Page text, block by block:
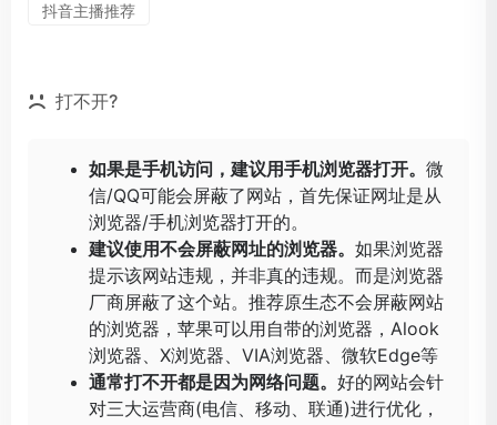
抖音主播推荐
打不开?
如果是手机访问，建议用手机浏览器打开。 微
信/QQ可能会屏蔽了网站，首先保证网址是从
浏览器/手机浏览器打开的。
建议使用不会屏蔽网址的浏览器。 如果浏览器
提示该网站违规，并非真的违规。而是浏览器
厂商屏蔽了这个站。推荐原生态不会屏蔽网站
的浏览器，苹果可以用自带的浏览器， Alook
浏览器
X浏览器 VIA浏览器 微软Edge等
通常打不开都是因为网络问题。 好的网站会针
对三大运营商(电信、移动、联通)进行优化，